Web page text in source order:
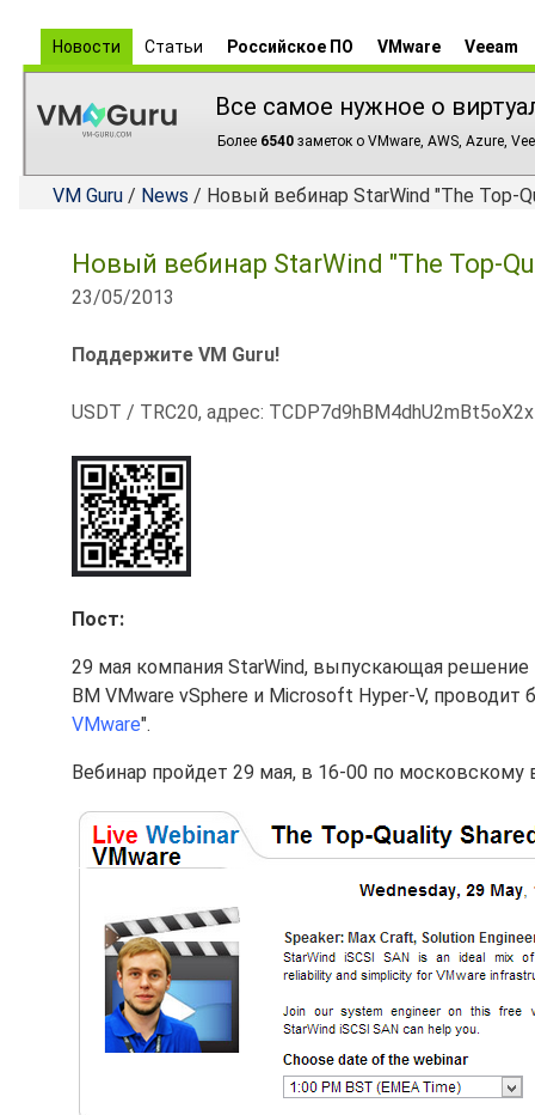
Новости Статьи Российское ПО VMware Veeam
Все самое нужное о
Более 6540 заметок о VMware, AWS, Azure,
VM Guru / News / Новый вебинар StarWind "The Top-
Новый вебинар StarWind "The Top-
23/05/2013
Поддержите VM Guru!
USDT / TRC20, адрес:
Пост:
29 мая компания StarWind, выпускающая решение
ВМ VMware vSphere и Microsoft Hyper-V, проводит
VMware".
Вебинар пройдет 29 мая, в 16-00 по московскому